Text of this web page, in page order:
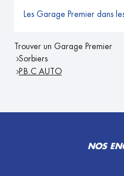
Les Garage Premier dans
Trouver un Garage Premier
Sorbiers
P.B.C AUTO
NOS